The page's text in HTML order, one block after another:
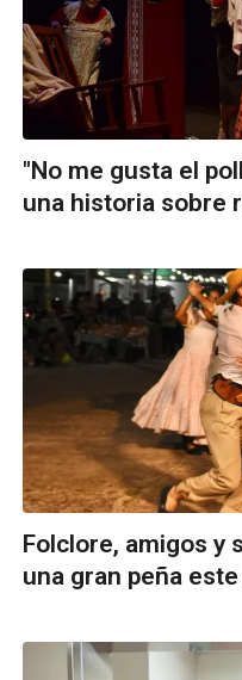
"No me gusta el
una historia sobre
Folclore, amigos y
una gran peña